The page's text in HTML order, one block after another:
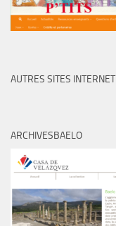
AUTRES SITES INTERNET
ARCHIVESBAELO